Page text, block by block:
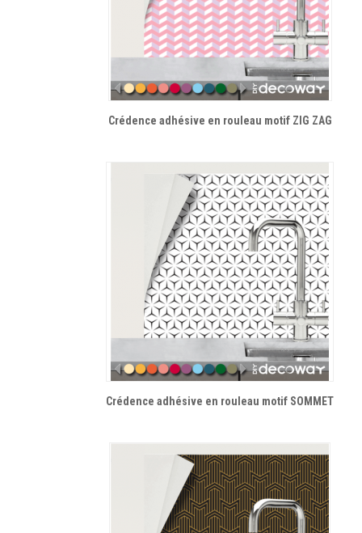
Crédence adhésive en rouleau motif ZIG ZAG
Crédence adhésive en rouleau motif SOMMET